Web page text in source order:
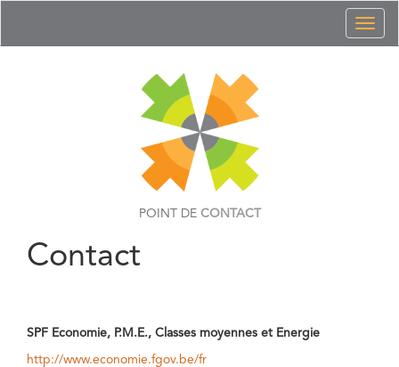
POINT DE CONTACT
Contact
SPF Economie, P.M.E., Classes moyennes et Energie
http://www.economie.fgov.be/fr